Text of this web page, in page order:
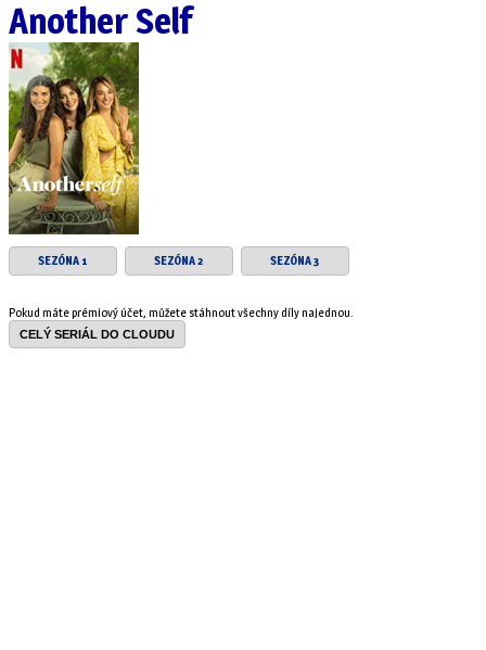
Another Self
SEZÓNA 1 SEZÓNA 2 SEZÓNA 3
Pokud máte prémiový účet, můžete stáhnout všechny díly najednou.
CELÝ SERIÁL DO CLOUDU